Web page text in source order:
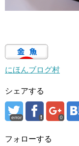
にほんブログ村
シェアする
error 0
フォローする